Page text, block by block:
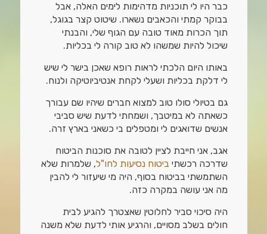
כבר היו לי תוכניות מדהימות לימים האלה, אבל
בבוקר קמתי והכאבים נשארו. שיטוט קצר בגוגל,
תוך הכרות מאוד טובה עם הגוף שלי, והבנתי
שיכול להיות שמשהו לא טוב קורה לי בכליות.
באותו היום הלכתי לראות רופא שאכן בישר לי שיש
לי דלקת בכליות ושעלי לקחת אנטיביוטיקה ולנוח.
גם בטיולי סולו טוב למצוא חברים שיהיו שם עבורך
כשאתה לא במיטבך, ושמחתי לדעת שיש סביבי
אנשים שדואגים לי ומטפלים בי כשאני בארץ זרה.
אגב, אני חייבת לציין לטובה את סוכנות הביטוח
שדרכה רכשתי ביטוח נסיעות לחו"ל, שלמרות שלא
השתמשתי בביטוח בסוף, היה מי שיעזור לי להבין
מה אני עושה במקרה כזה.
היה סיכוי סביר לחלוטין שאצטרך להגיע לבית
חולים בשלב מסויים, והרגיע אותי לדעת שלא משנה